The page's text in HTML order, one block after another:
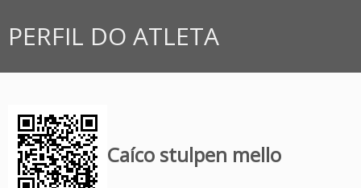
PERFIL DO ATLETA
Caíco stulpen mello